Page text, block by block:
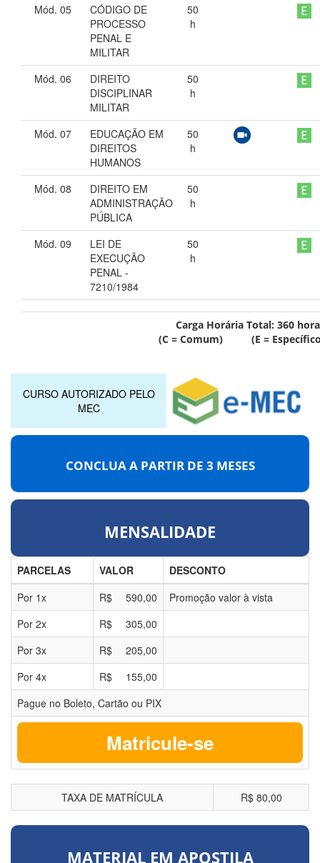
Mód. 05
CÓDIGO DE
PROCESSO
PENAL E
MILITAR
50
h
Mód. 06
DIREITO
DISCIPLINAR
MILITAR
50
h
Mód. 07
EDUCAÇÃO EM
DIREITOS
HUMANOS
50
h
Mód. 08
DIREITO EM
ADMINISTRAÇÃO
PÚBLICA
50
h
Mód. 09
LEI DE
EXECUÇÃO
PENAL -
7210/1984
50
h
Carga Horária Total: 360
(C = Comum) (E =
CURSO AUTORIZADO PELO
MEC
CONCLUA A PARTIR DE 3 MESES
MENSALIDADE
PARCELAS VALOR
DESCONTO
Por 1x R$ 590,00
Promoção valor à vista
Por 2x R$
305,00
Por 3x R$
205,00
Por 4x R$
155,00
Pague no Boleto, Cartão ou PIX
Matricule-se
TAXA DE MATRÍCULA R$ 80,00
MATERIAL EM APOSTILA